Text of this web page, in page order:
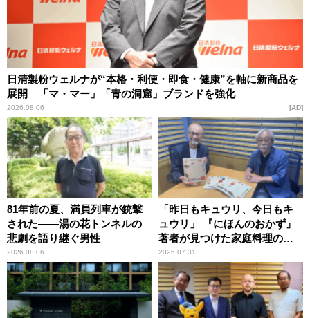
日清製粉ウェルナが“本格・利便・即食・健康”を軸に新商品を
展開 「マ・マー」「青の洞窟」ブランドを強化
2026.08.06 AD
81年前の夏、満員列車が銃撃
された――湯の花トンネルの
悲劇を語り継ぐ男性
2026.08.06
「昨日もキュウリ、今日もキ
ュウリ」 『にほんのおかず』
著者が見つけた家庭料理の知
恵
2026.07.31